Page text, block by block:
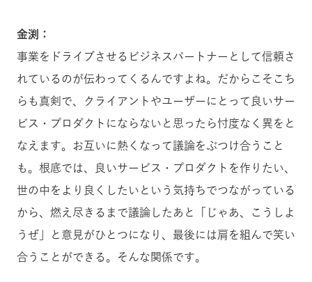
金渕：
事業をドライブさせるビジネスパートナーとして信頼さ
れているのが伝わってくるんですよね。だからこそこち
らも真剣で、クライアントやユーザーにとって良いサー
ビス・プロダクトにならないと思ったら忖度なく異をと
なえます。お互いに熱くなって議論をぶつけ合うこと
も。根底では、良いサービス・プロダクトを作りたい、
世の中をより良くしたいという気持ちでつながっている
から、燃え尽きるまで議論したあと「じゃあ、こうしよ
うぜ」と意見がひとつになり、最後には肩を組んで笑い
合うことができる。そんな関係です。